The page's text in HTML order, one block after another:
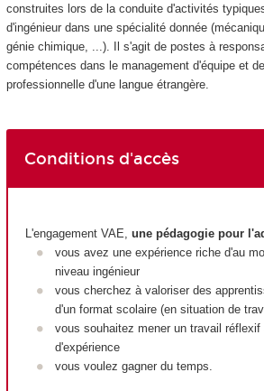
construites lors de la conduite d'activités
d'ingénieur dans une spécialité donnée
génie chimique, ...). Il s'agit de postes à
compétences dans le management d'équipe et
professionnelle d'une langue étrangère.
Conditions d'accès
L'engagement VAE, une pédagogie pour
vous avez une expérience riche d'au
niveau ingénieur
vous cherchez à valoriser des
d'un format scolaire (en situation de
vous souhaitez mener un travail
d'expérience
vous voulez gagner du temps.